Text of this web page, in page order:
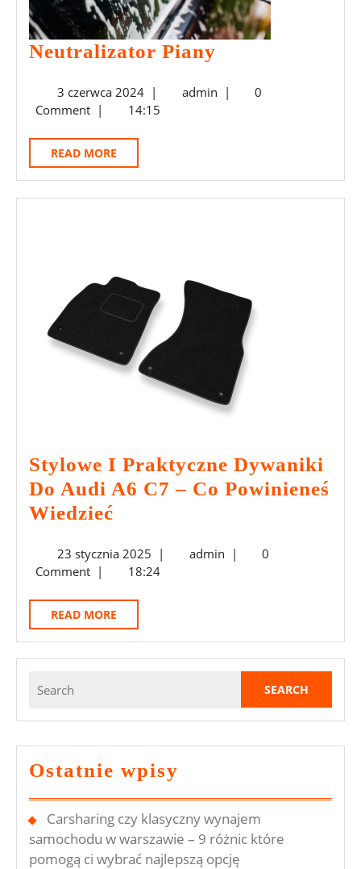
Neutralizator Piany
3 czerwca 20243
czerwca
| adminadmin
|
0
Comment | 14:15
READ MORE
MORE
Stylowe I Praktyczne Dywaniki
Do Audi A6 C7 – Co Powinieneś
Wiedzieć
Praktyczne
Do
Audi
A6
Powinieneś
Wiedzieć
23 stycznia 202523
stycznia
| adminadmin
|
0
Comment | 18:24
READ MORE
MORE
for:
Ostatnie wpisy
Carsharing czy klasyczny wynajem
samochodu w warszawie – 9 różnic które
pomogą ci wybrać najlepszą opcję